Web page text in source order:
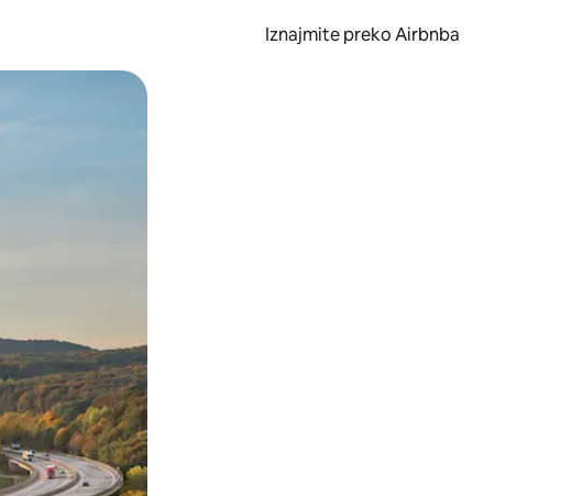
Iznajmite preko Airbnba
ili prelaskom prstom po zaslonu.